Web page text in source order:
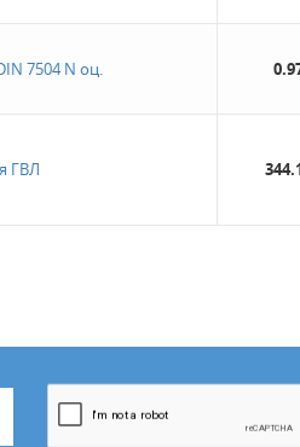
7504 N оц.
ГВЛ